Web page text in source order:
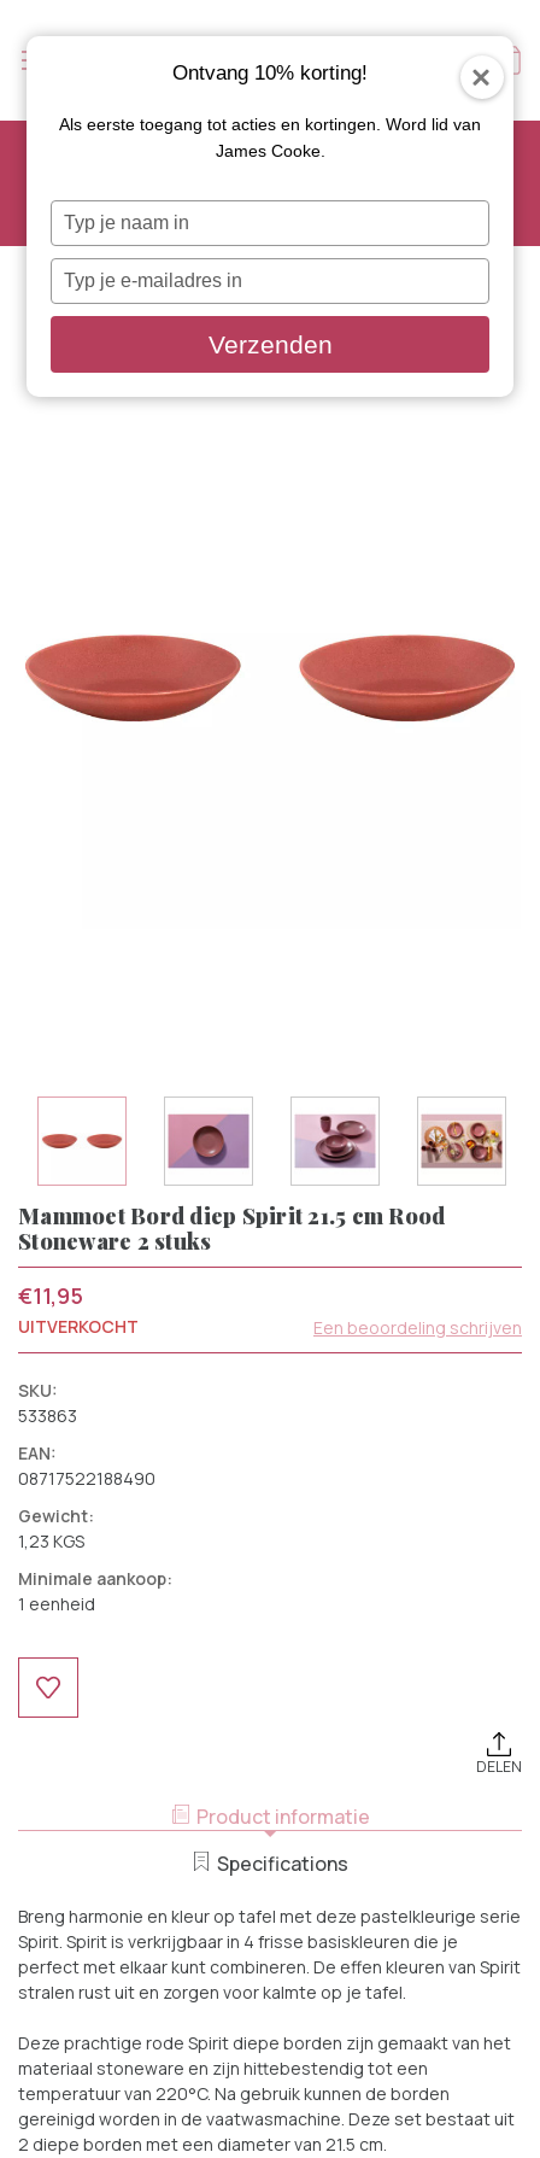
Scoor je favoriete tapasservies nu met 15% korting en
Let op: de actie geldt alleen op geselecteerde artikelen met
Mammoet Bord diep Spirit 21.5 cm Rood
Stoneware 2 stuks
€11,95
UITVERKOCHT Een beoordeling schrijven
SKU:
533863
EAN:
08717522188490
Gewicht:
1,23 KGS
Minimale aankoop:
1 eenheid
Huidige
Voorraad:
DELEN
Product informatie
Specifications
Breng harmonie en kleur op tafel met deze pastelkleurige serie
Spirit. Spirit is verkrijgbaar in 4 frisse basiskleuren die je
perfect met elkaar kunt combineren. De effen kleuren van Spirit
stralen rust uit en zorgen voor kalmte op je tafel.
Deze prachtige rode Spirit diepe borden zijn gemaakt van het
materiaal stoneware en zijn hittebestendig tot een
temperatuur van 220°C. Na gebruik kunnen de borden
gereinigd worden in de vaatwasmachine. Deze set bestaat uit
2 diepe borden met een diameter van 21.5 cm.
Ontvang 10% korting!
Als eerste toegang tot acties en kortingen. Word lid van
James Cooke.
Typ
je
naam
Typ
je
e-
in
Verzenden